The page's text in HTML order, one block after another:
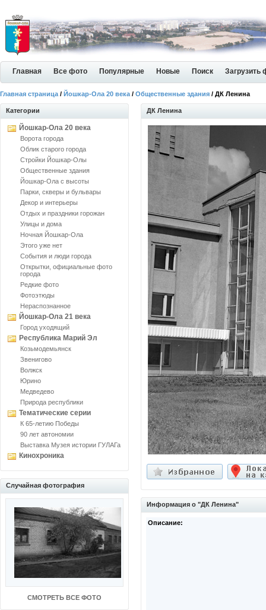
Главная Все фото Популярные Новые Поиск Загрузить
Главная страница / Йошкар-Ола 20 века / Общественные здания / ДК Ленина
Категории
Йошкар-Ола 20 века
Ворота города
Облик старого города
Стройки Йошкар-Олы
Общественные здания
Йошкар-Ола с высоты
Парки, скверы и бульвары
Декор и интерьеры
Отдых и праздники горожан
Улицы и дома
Ночная Йошкар-Ола
Этого уже нет
События и люди города
Открытки, официальные фото
города
Редкие фото
Фотоэтюды
Нераспознанное
Йошкар-Ола 21 века
Город уходящий
Республика Марий Эл
Козьмодемьянск
Звенигово
Волжск
Юрино
Медведево
Природа республики
Тематические серии
К 65-летию Победы
90 лет автономии
Выставка Музея истории ГУЛАГа
Кинохроника
Случайная фотография
СМОТРЕТЬ ВСЕ ФОТО
ДК Ленина
Информация о "ДК Ленина"
Описание: